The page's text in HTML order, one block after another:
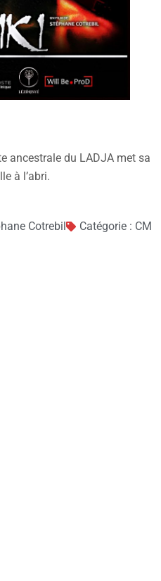
ancestrale du LADJA met sa
à l’abri.
Cotrebil Catégorie : CM